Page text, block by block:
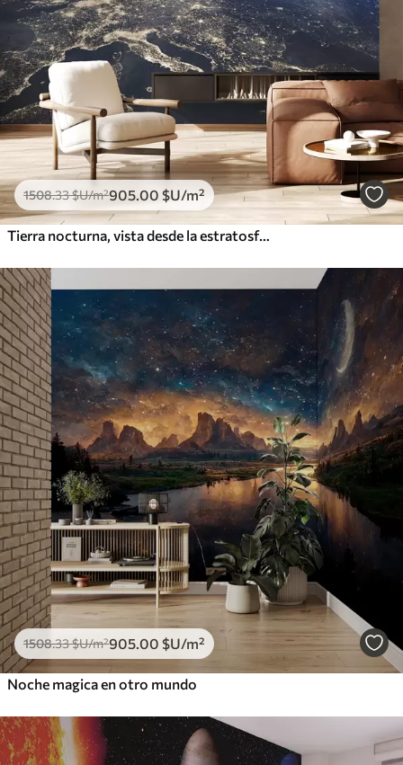
1508.33$U/m²905 .00 $U/m²
Tierra nocturna, vista desde la estratosfera
1508.33$U/m²905 .00 $U/m²
Noche magica en otro mundo